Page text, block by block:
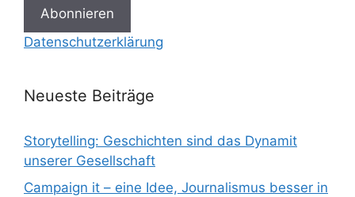
Datenschutzerklärung
Neueste Beiträge
Storytelling: Geschichten sind das Dynamit
unserer Gesellschaft
Campaign it – eine Idee, Journalismus besser in